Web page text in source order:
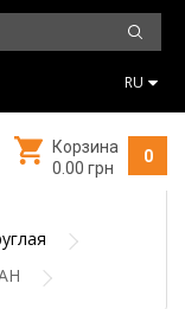
RU
0
Корзина
0.00 грн